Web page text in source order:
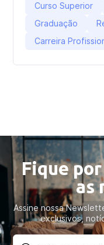
Curso Superior
Graduação
Carreira
Fique
as
Assine nossa
exclusivos,